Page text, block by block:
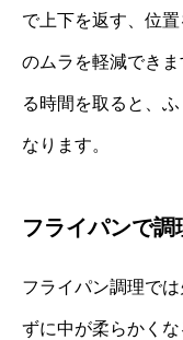
で上下を返す、位
のムラを軽減でき
る時間を取ると、
なります。
フライパンで
フライパン調理で
ずに中が柔らかく